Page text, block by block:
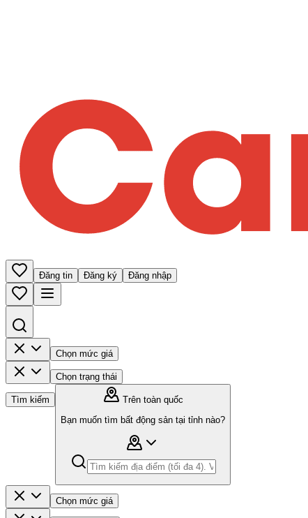
Đăng tin Đăng ký Đăng nhập
Chọn mức giá
Chọn trạng thái
Tìm kiếm
Trên toàn quốc
Bạn muốn tìm bất động sản tại tỉnh nào?
Chọn mức giá